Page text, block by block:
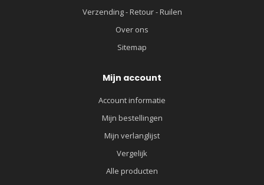
Verzending - Retour - Ruilen
Over ons
Sitemap
Mijn account
Account informatie
Mijn bestellingen
Mijn verlanglijst
Vergelijk
Alle producten